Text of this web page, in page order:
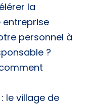
la
personnel à
?
le village de